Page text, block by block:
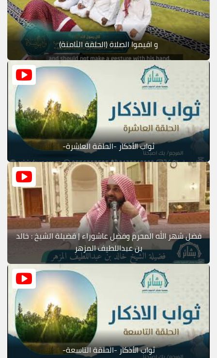
و اقيموا الصلاة (الحلقة الثامنة)
ثواب الأذكار -الحلقة العاشرة-
فضل شهر الله المحرم وفضل عاشوراء | فضيلة الشيخ : خالد
بن عبداللطيف المزهر
ثواب الأذكار -الحلقة التاسعة-